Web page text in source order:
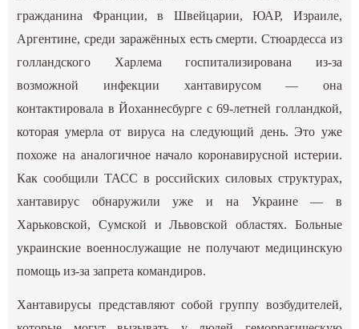
гражданина Франции, в Швейцарии, ЮАР, Израиле,
Аргентине, среди заражённых есть смерти. Стюардесса из
голландского Харлема госпитализирована из-за
возможной инфекции хантавирусом — она
контактировала в Йоханнесбурге с 69-летней голландкой,
которая умерла от вируса на следующий день. Это уже
похоже на аналогичное начало коронавирусной истерии.
Как сообщили ТАСС в российских силовых структурах,
хантавирус обнаружили уже и на Украине — в
Харьковской, Сумской и Львовской областях. Больные
украинские военнослужащие не получают медицинскую
помощь из-за запрета командиров.
Хантавирусы представляют собой группу возбудителей,